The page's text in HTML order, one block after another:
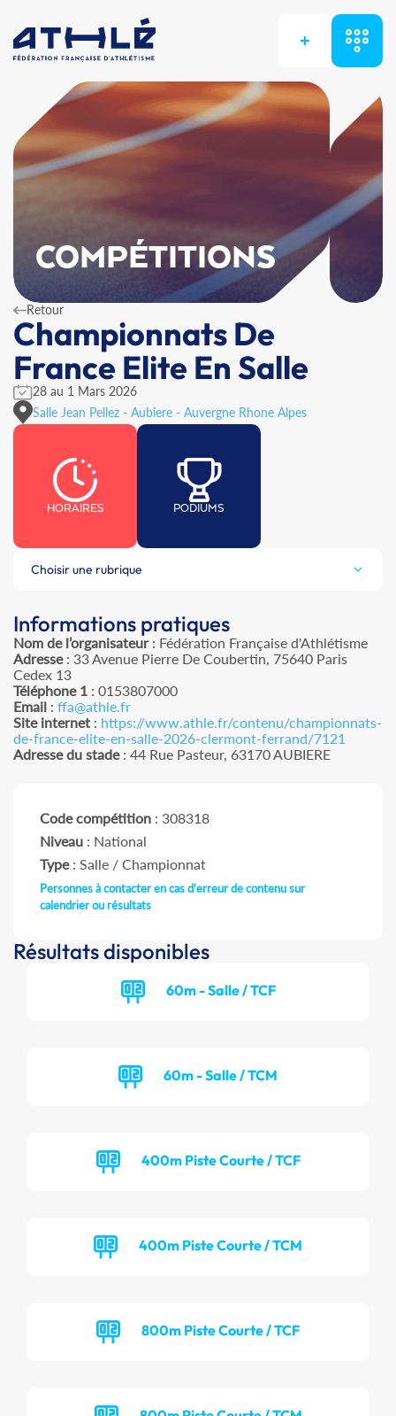
+
COMPÉTITIONS
Retour
Championnats De
France Elite En Salle
28 au 1 Mars 2026
Salle Jean Pellez - Aubiere - Auvergne Rhone Alpes
HORAIRES PODIUMS
Choisir une rubrique
Informations pratiques
Nom de l’organisateur: Fédération Française d'Athlétisme
Adresse: 33 Avenue Pierre De Coubertin, 75640 Paris
Cedex 13
Téléphone 1 : 0153807000
Email : ffa@athle.fr
Site internet : https://www.athle.fr/contenu/championnats-
de-france-elite-en-salle-2026-clermont-ferrand/7121
Adresse du stade: 44 Rue Pasteur, 63170 AUBIERE
Code compétition : 308318
Niveau : National
Type: Salle / Championnat
Personnes à contacter en cas d'erreur de contenu sur
calendrier ou résultats
Résultats disponibles
60m - Salle / TCF
60m - Salle / TCM
400m Piste Courte / TCF
400m Piste Courte / TCM
800m Piste Courte / TCF